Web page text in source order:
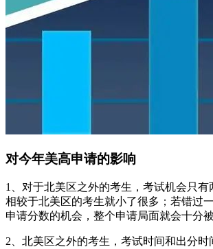
对今年美高申请的影响
1、对于北美区之外的考生，考试机会只
相较于北美区的考生就小了很多；若错过
申请分数的机会，整个申请局面就会十分
2、北美区之外的考生，考试时间和出分